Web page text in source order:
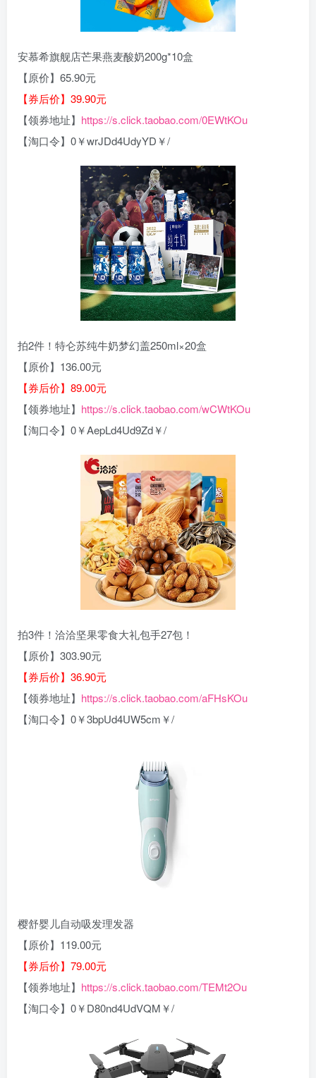
安慕希旗舰店芒果燕麦酸奶200g*10盒
【原价】65.90元
【券后价】39.90元
【领券地址】 https://s.click.taobao.com/0EWtKOu
【淘口令】0￥wrJDd4UdyYD￥/
拍2件！特仑苏纯牛奶梦幻盖250ml×20盒
【原价】136.00元
【券后价】89.00元
【领券地址】 https://s.click.taobao.com/wCWtKOu
【淘口令】0￥AepLd4Ud9Zd￥/
拍3件！洽洽坚果零食大礼包手27包！
【原价】303.90元
【券后价】36.90元
【领券地址】 https://s.click.taobao.com/aFHsKOu
【淘口令】0￥3bpUd4UW5cm￥/
樱舒婴儿自动吸发理发器
【原价】119.00元
【券后价】79.00元
【领券地址】 https://s.click.taobao.com/TEMt2Ou
【淘口令】0￥D80nd4UdVQM￥/